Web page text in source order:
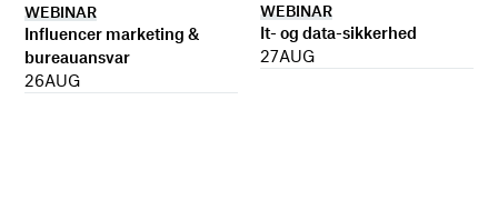
WEBINAR
Influencer marketing &
bureauansvar
26AUG
WEBINAR
It- og data-sikkerhed
27AUG